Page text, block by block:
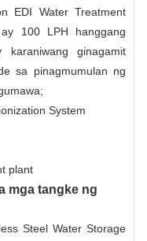
EDI Water Treatment
100 LPH hanggang
ginagamit
sa pinagmumulan ng
System
mga tangke ng
Steel Water Storage